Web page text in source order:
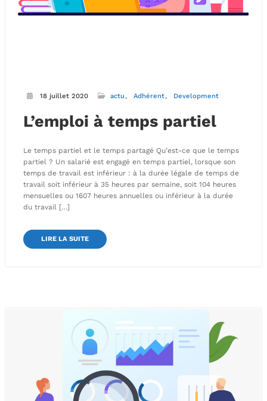
18 juillet 2020 actu Adhérent Development
L’emploi à temps partiel
Le temps partiel et le temps partagé Qu’est-ce que le temps
partiel ? Un salarié est engagé en temps partiel, lorsque son
temps de travail est inférieur : à la durée légale de temps de
travail soit inférieur à 35 heures par semaine, soit 104 heures
mensuelles ou 1607 heures annuelles ou inférieur à la durée
du travail […]
LIRE LA SUITE